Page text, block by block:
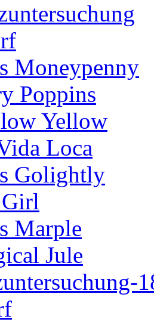
Moneypenny
Poppins
Yellow
Loca
Golightly
Marple
Jule